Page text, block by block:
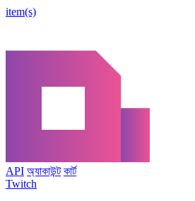
item(s)
API অ্যাকাউন্ট কার্ট
Twitch